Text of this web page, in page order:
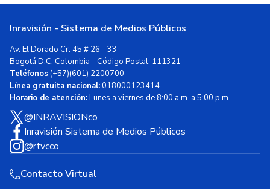
Inravisión - Sistema de Medios Públicos
Av. El Dorado Cr. 45 # 26 - 33
Bogotá D.C, Colombia - Código Postal: 111321
Teléfonos(+57)(601) 2200700
Línea gratuita nacional:018000123414
Horario de atención:Lunes a viernes de 8:00 a.m. a 5:00 p.m.
@INRAVISIONco
Inravisión Sistema de Medios Públicos
@rtvcco
Contacto Virtual